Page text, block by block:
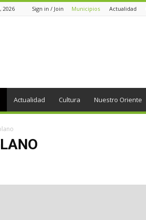
2026 Sign in / Join Municipios Actualidad
Actualidad Cultura Nuestro Oriente
Internacional Medio Ambiente Movilidad